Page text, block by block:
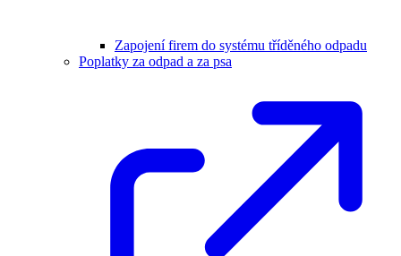
Zapojení firem do systému tříděného odpadu
Poplatky za odpad a za psa